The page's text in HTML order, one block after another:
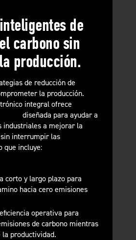
de
carbono sin
producción.
de reducción de
la producción.
integral ofrece
diseñada para ayudar a
industriales a mejorar la
interrumpir las
que incluye:
corto y largo plazo para
hacia cero emisiones
operativa para
de carbono mientras
la productividad.